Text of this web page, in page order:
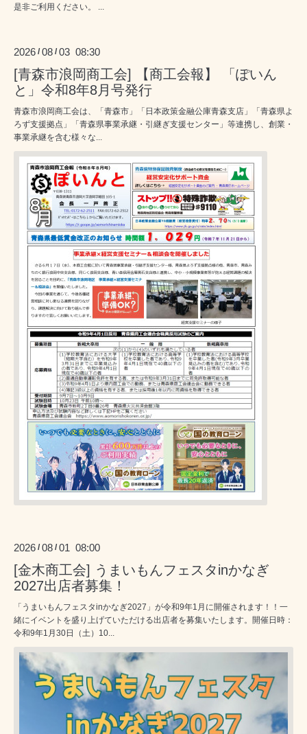
是非ご利用ください。 ...
2026 /08 /03 08:30
[青森市浪岡商工会] 【商工会報】 「ぽいん
と」令和8年8月号発行
青森市浪岡商工会は、「青森市」「日本政策金融公庫青森支店」「青森県よ
ろず支援拠点」「青森県事業承継・引継ぎ支援センター」等連携し、創業・
事業承継を含む様々な...
2026 /08 /01 08:00
[金木商工会] うまいもんフェスタinかなぎ
2027出店者募集！
「うまいもんフェスタinかなぎ2027」が令和9年1月に開催されます！！一
緒にイベントを盛り上げていただける出店者を募集いたします。開催日時：
令和9年1月30日（土）10...